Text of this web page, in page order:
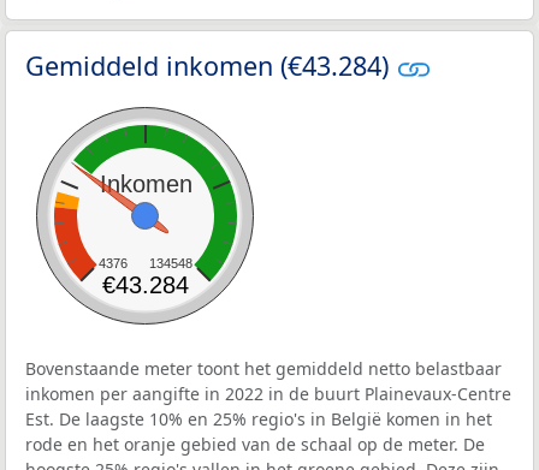
Gemiddeld inkomen (€43.284)
Inkomen
4376 134548
€43.284
Bovenstaande meter toont het gemiddeld netto belastbaar
inkomen per aangifte in 2022 in de buurt Plainevaux-Centre
Est. De laagste 10% en 25% regio's in België komen in het
rode en het oranje gebied van de schaal op de meter. De